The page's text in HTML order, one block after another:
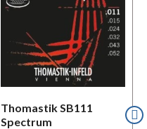
Thomastik SB111
Spectrum